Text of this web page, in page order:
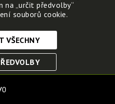
0
„určit předvolby“
souborů cookie.
abyste se mohli
by webové stránky
VŠECHNY